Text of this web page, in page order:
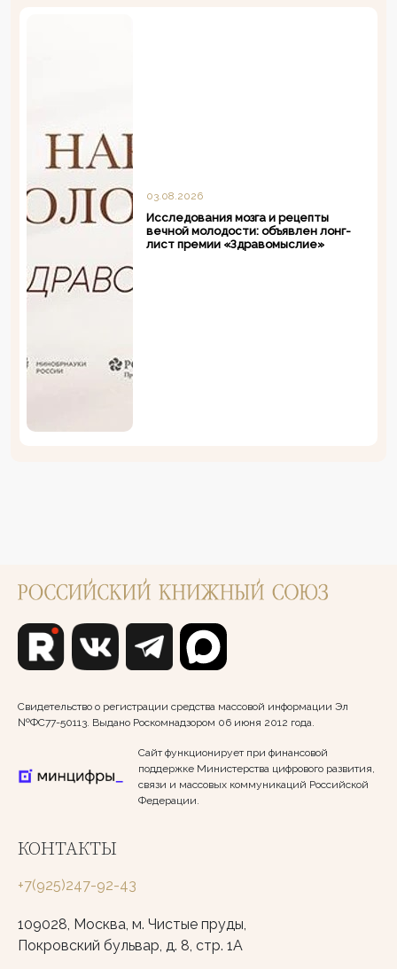
03.08.2026
Исследования мозга и рецепты
вечной молодости: объявлен лонг-
лист премии «Здравомыслие»
Свидетельство о регистрации средства массовой информации Эл
№ФС77-50113. Выдано Роскомнадзором 06 июня 2012 года.
Сайт функционирует при финансовой
поддержке Министерства цифрового развития,
связи и массовых коммуникаций Российской
Федерации.
КОНТАКТЫ
+7(925)247-92-43
109028, Москва, м. Чистые пруды,
Покровский бульвар, д. 8, стр. 1А